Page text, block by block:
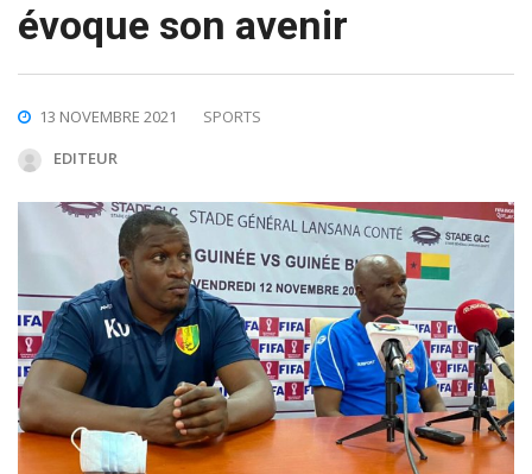
évoque son avenir
13 NOVEMBRE 2021
SPORTS
EDITEUR